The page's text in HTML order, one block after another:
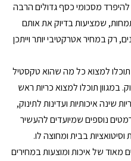
מסכומי כסף גדולים הרבה
שמציעות בדיוק את אותם
רק במחיר אטרקטיבי יותר וייתכן
למצוא כל מה שהוא טקסטיל
במגוון תוכלו למצוא כריות ראש
שינה איכותיות ועדינות לתינוק,
נוספים שמיועדים להעשיר
בבית ומחוצה לו.
מאודשל איכות ומוצעות במחירים